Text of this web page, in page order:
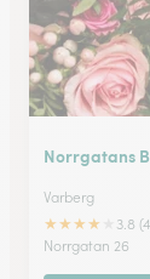
Norrgatans
Varberg
★★★★
3.8
Norrgatan 26